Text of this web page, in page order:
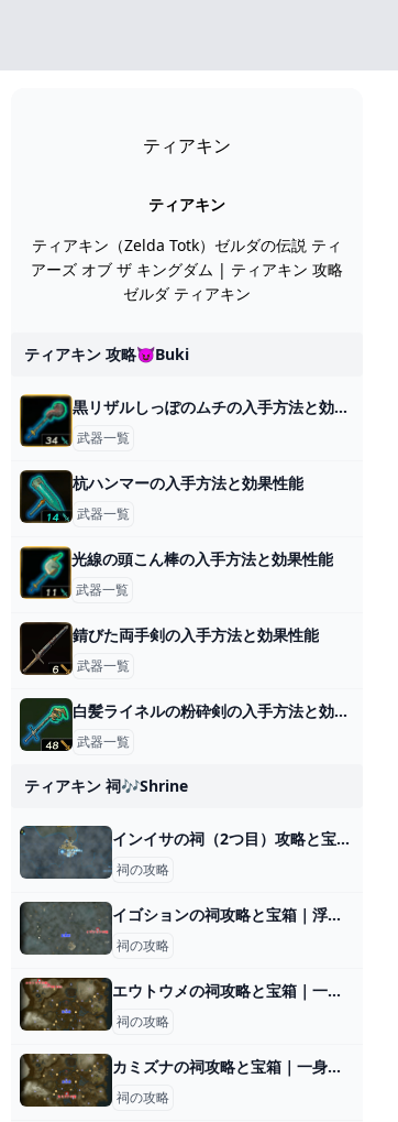
ティアキン
ティアキン
ティアキン（Zelda Totk）ゼルダの伝説 ティ
アーズ オブ ザ キングダム | ティアキン 攻略
ゼルダ ティアキン
ティアキン 攻略😈buki
黒リザルしっぽのムチの入手方法と効果性能
武器一覧
杭ハンマーの入手方法と効果性能
武器一覧
光線の頭こん棒の入手方法と効果性能
武器一覧
錆びた両手剣の入手方法と効果性能
武器一覧
白髪ライネルの粉砕剣の入手方法と効果性能
武器一覧
ティアキン 祠🎶shrine
インイサの祠（2つ目）攻略と宝箱｜組み合わせる力
祠の攻略
イゴションの祠攻略と宝箱｜浮遊する水
祠の攻略
エウトウメの祠攻略と宝箱｜一身の戦い 潜入
祠の攻略
カミズナの祠攻略と宝箱｜一身の戦い 初等
祠の攻略